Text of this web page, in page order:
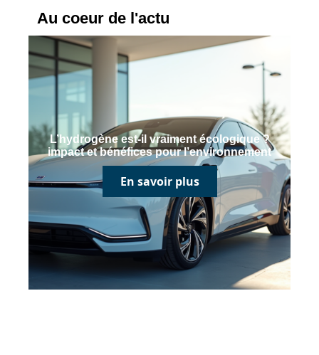
Au coeur de l'actu
L’hydrogène est-il vraiment écologique ?
impact et bénéfices pour l’environnement
En savoir plus